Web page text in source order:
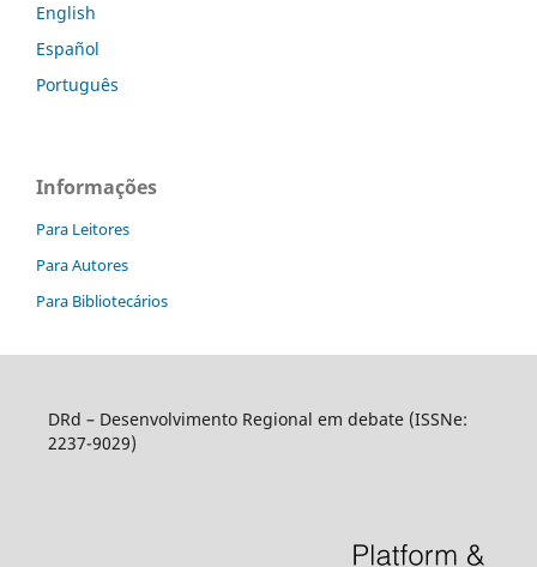
English
Español
Português
Informações
Para Leitores
Para Autores
Para Bibliotecários
DRd – Desenvolvimento Regional em debate (ISSNe:
2237-9029)